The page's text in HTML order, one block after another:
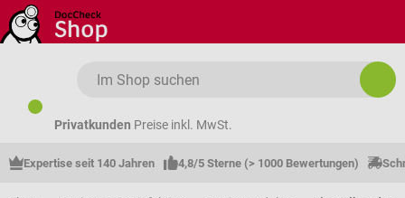
Zum Hauptinhalt springen
Privatkunden Preise inkl. MwSt.
Expertise seit 140 Jahren 4,8/5 Sterne (> 1000 Bewertungen)